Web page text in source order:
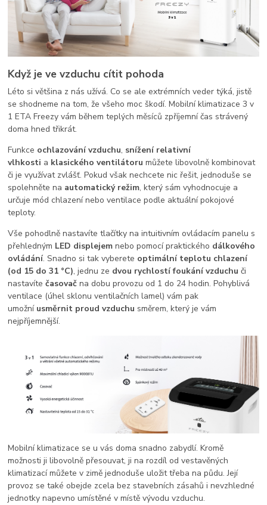
Když je ve vzduchu cítit pohoda
Léto si většina z nás užívá. Co se ale extrémních veder týká, jistě
se shodneme na tom, že všeho moc škodí. Mobilní klimatizace 3 v
1 ETA Freezy vám během teplých měsíců zpříjemní čas strávený
doma hned třikrát.
Funkce ochlazování vzduchu, snížení relativní
vlhkosti a klasického ventilátoru můžete libovolně kombinovat
či je využívat zvlášť. Pokud však nechcete nic řešit, jednoduše se
spolehněte na automatický režim, který sám vyhodnocuje a
určuje mód chlazení nebo ventilace podle aktuální pokojové
teploty.
Vše pohodlně nastavíte tlačítky na intuitivním ovládacím panelu s
přehledným LED displejem nebo pomocí praktického dálkového
ovládání. Snadno si tak vyberete optimální teplotu chlazení
(od 15 do 31 °C), jednu ze dvou rychlostí foukání vzduchu či
nastavítečasovačna dobu provozu od 1 do 24 hodin. Pohyblivá
ventilace (úhel sklonu ventilačních lamel) vám pak
umožní usměrnit proud vzduchu směrem, který je vám
nejpříjemnější.
Mobilní klimatizace se u vás doma snadno zabydlí. Kromě
možnosti ji libovolně přesouvat, ji na rozdíl od vestavěných
klimatizací můžete v zimě jednoduše uložit třeba na půdu. Její
provoz se také obejde zcela bez stavebních zásahů i nevzhledné
jednotky napevno umístěné v místě vývodu vzduchu.